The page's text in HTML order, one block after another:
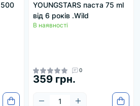
500
YOUNGSTARS паста 75 ml
від 6 років .Wild
В наявності
0
359 грн.